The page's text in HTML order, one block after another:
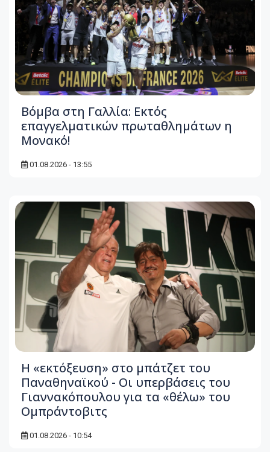
Βόμβα στη Γαλλία: Εκτός
επαγγελματικών πρωταθλημάτων η
Μονακό!
01.08.2026 - 13:55
Η «εκτόξευση» στο μπάτζετ του
Παναθηναϊκού - Οι υπερβάσεις του
Γιαννακόπουλου για τα «θέλω» του
Ομπράντοβιτς
01.08.2026 - 10:54